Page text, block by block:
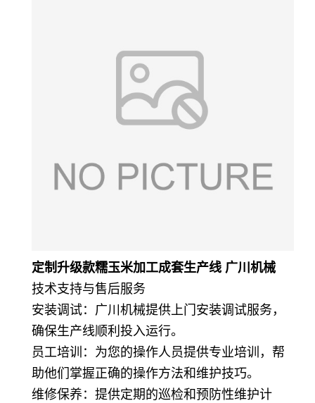
定制升级款糯玉米加工成套生产线 广川机械
技术支持与售后服务
安装调试：广川机械提供上门安装调试服务，
确保生产线顺利投入运行。
员工培训：为您的操作人员提供专业培训，帮
助他们掌握正确的操作方法和维护技巧。
维修保养：提供定期的巡检和预防性维护计